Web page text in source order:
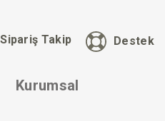
Destek
Sipariş Takip
Kurumsal